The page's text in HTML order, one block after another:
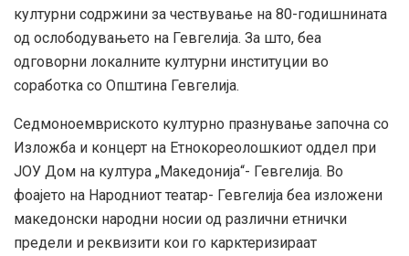
културни содржини за чествување на 80-годишнината
од ослободувањето на Гевгелија. За што, беа
одговорни локалните културни институции во
соработка со Општина Гевгелија.
Седмоноемвриското културно празнување започна со
Изложба и концерт на Етнокореолошкиот оддел при
ЈОУ Дом на култура „Македонија“- Гевгелија. Во
фоајето на Народниот театар- Гевгелија беа изложени
македонски народни носии од различни етнички
предели и реквизити кои го карктеризираат